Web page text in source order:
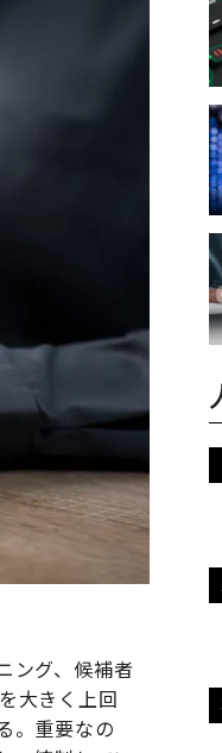
ング、候補者
大きく上回
。重要なの